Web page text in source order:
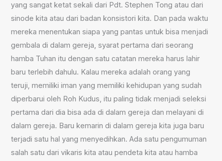
yang sangat ketat sekali dari Pdt. Stephen Tong atau dari
sinode kita atau dari badan konsistori kita. Dan pada waktu
mereka menentukan siapa yang pantas untuk bisa menjadi
gembala di dalam gereja, syarat pertama dari seorang
hamba Tuhan itu dengan satu catatan mereka harus lahir
baru terlebih dahulu. Kalau mereka adalah orang yang
teruji, memiliki iman yang memiliki kehidupan yang sudah
diperbarui oleh Roh Kudus, itu paling tidak menjadi seleksi
pertama dari dia bisa ada di dalam gereja dan melayani di
dalam gereja. Baru kemarin di dalam gereja kita juga baru
terjadi satu hal yang menyedihkan. Ada satu pengumuman
salah satu dari vikaris kita atau pendeta kita atau hamba